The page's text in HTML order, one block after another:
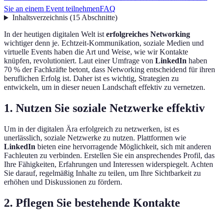
Sie an einem Event teilnehmenFAQ
Inhaltsverzeichnis(15Abschnitte)
In der heutigen digitalen Welt isterfolgreiches Networking
wichtiger denn je. Echtzeit-Kommunikation, soziale Medien und
virtuelle Events haben die Art und Weise, wie wir Kontakte
knüpfen, revolutioniert. Laut einer Umfrage von LinkedIn haben
70 % der Fachkräfte betont, dass Networking entscheidend für ihren
beruflichen Erfolg ist. Daher ist es wichtig, Strategien zu
entwickeln, um in dieser neuen Landschaft effektiv zu vernetzen.
1. Nutzen Sie soziale Netzwerke effektiv
Um in der digitalen Ära erfolgreich zu netzwerken, ist es
unerlässlich, soziale Netzwerke zu nutzen. Plattformen wie
LinkedIn bieten eine hervorragende Möglichkeit, sich mit anderen
Fachleuten zu verbinden. Erstellen Sie ein ansprechendes Profil, das
Ihre Fähigkeiten, Erfahrungen und Interessen widerspiegelt. Achten
Sie darauf, regelmäßig Inhalte zu teilen, um Ihre Sichtbarkeit zu
erhöhen und Diskussionen zu fördern.
2. Pflegen Sie bestehende Kontakte